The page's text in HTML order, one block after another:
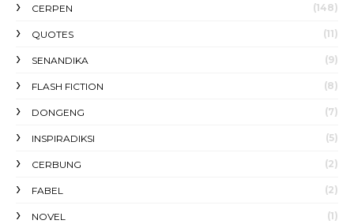
CERPEN (148)
QUOTES (11)
SENANDIKA (9)
FLASH FICTION (8)
DONGENG (7)
INSPIRADIKSI (5)
CERBUNG (2)
FABEL (2)
NOVEL (1)